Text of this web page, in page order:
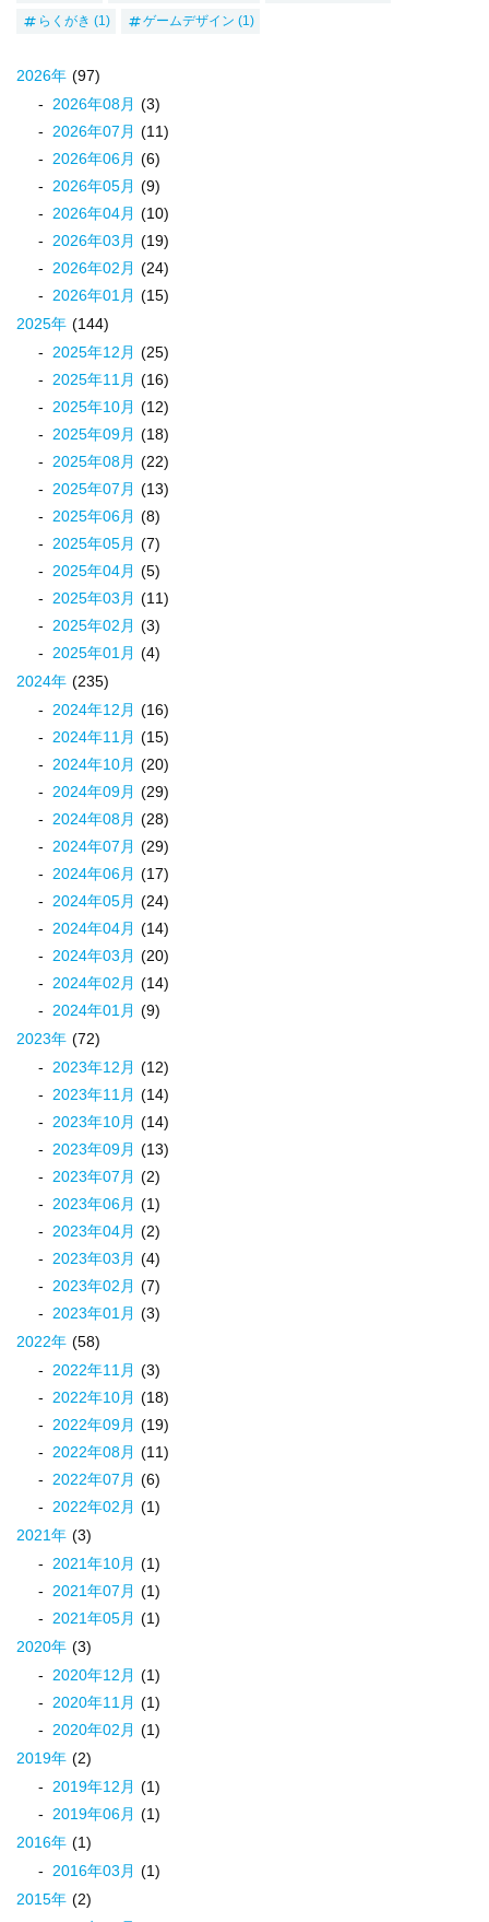
らくがき (1) ゲームデザイン (1)
2026年 (97)
2026年08月 (3)
2026年07月 (11)
2026年06月 (6)
2026年05月 (9)
2026年04月 (10)
2026年03月 (19)
2026年02月 (24)
2026年01月 (15)
2025年 (144)
2025年12月 (25)
2025年11月 (16)
2025年10月 (12)
2025年09月 (18)
2025年08月 (22)
2025年07月 (13)
2025年06月 (8)
2025年05月 (7)
2025年04月 (5)
2025年03月 (11)
2025年02月 (3)
2025年01月 (4)
2024年 (235)
2024年12月 (16)
2024年11月 (15)
2024年10月 (20)
2024年09月 (29)
2024年08月 (28)
2024年07月 (29)
2024年06月 (17)
2024年05月 (24)
2024年04月 (14)
2024年03月 (20)
2024年02月 (14)
2024年01月 (9)
2023年 (72)
2023年12月 (12)
2023年11月 (14)
2023年10月 (14)
2023年09月 (13)
2023年07月 (2)
2023年06月 (1)
2023年04月 (2)
2023年03月 (4)
2023年02月 (7)
2023年01月 (3)
2022年 (58)
2022年11月 (3)
2022年10月 (18)
2022年09月 (19)
2022年08月 (11)
2022年07月 (6)
2022年02月 (1)
2021年 (3)
2021年10月 (1)
2021年07月 (1)
2021年05月 (1)
2020年 (3)
2020年12月 (1)
2020年11月 (1)
2020年02月 (1)
2019年 (2)
2019年12月 (1)
2019年06月 (1)
2016年 (1)
2016年03月 (1)
2015年 (2)